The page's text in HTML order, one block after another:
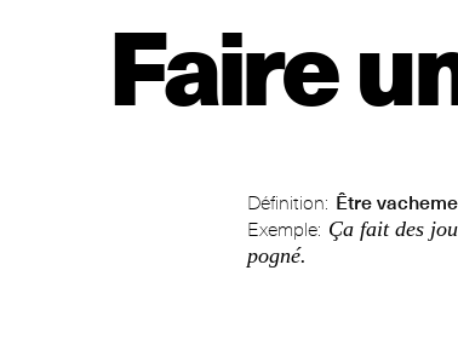
Faire
Définition: Être
Exemple: Ça fait des
pogné.